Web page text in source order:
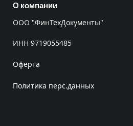
О компании
ООО "ФинТехДокументы"
ИНН 9719055485
Оферта
Политика перс.данных